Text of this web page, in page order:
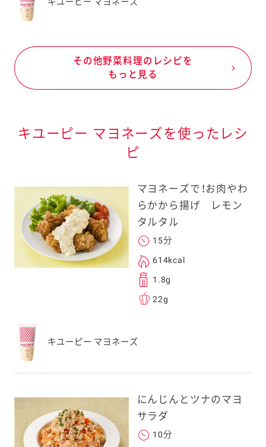
その他野菜料理のレシピを
もっと見る
キユーピー マヨネーズを使ったレシ
ピ
マヨネーズで！お肉やわ
らかから揚げ レモン
タルタル
15分
614kcal
1.8g
22g
キユーピー マヨネーズ
にんじんとツナのマヨ
サラダ
10分